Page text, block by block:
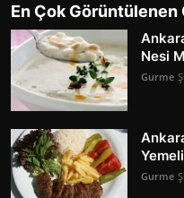
En Çok Görüntülenen
Nesi
Gurme
Gurme